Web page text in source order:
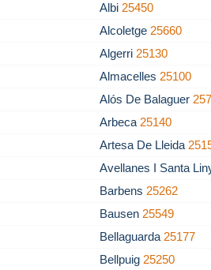
Albi 25450
Alcoletge 25660
Algerri 25130
Almacelles 25100
Alós De Balaguer
Arbeca 25140
Artesa De Lleida
Avellanes I Santa
Barbens 25262
Bausen 25549
Bellaguarda 25177
Bellpuig 25250